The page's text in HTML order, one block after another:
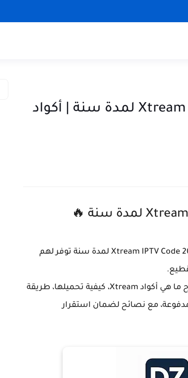
تحميل أكواد أكستريم Xtream IPTV Code 2025 لمدة سنة | أكواد
توفر لهم
، سنقدّم لك دليلاً كاملاً يشرح ما هي أكواد Xtream، كيفية تحميلها، طريقة
مع نصائح لضمان استقرار